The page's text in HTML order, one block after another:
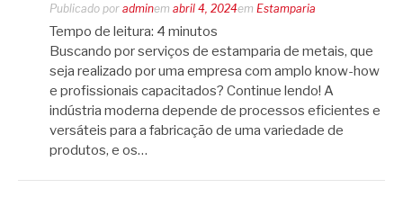
Publicado por adminem abril 4, 2024em Estamparia
Tempo de leitura: 4 minutos
Buscando por serviços de estamparia de metais, que
seja realizado por uma empresa com amplo know-how
e profissionais capacitados? Continue lendo! A
indústria moderna depende de processos eficientes e
versáteis para a fabricação de uma variedade de
produtos, e os…